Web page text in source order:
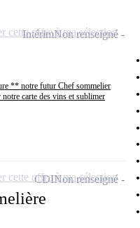
** notre futur Chef sommelier
carte des vins et sublimer
IntérimNon renseigné
cette offre à ma sélection
CDINon renseigné
cette offre à ma sélection